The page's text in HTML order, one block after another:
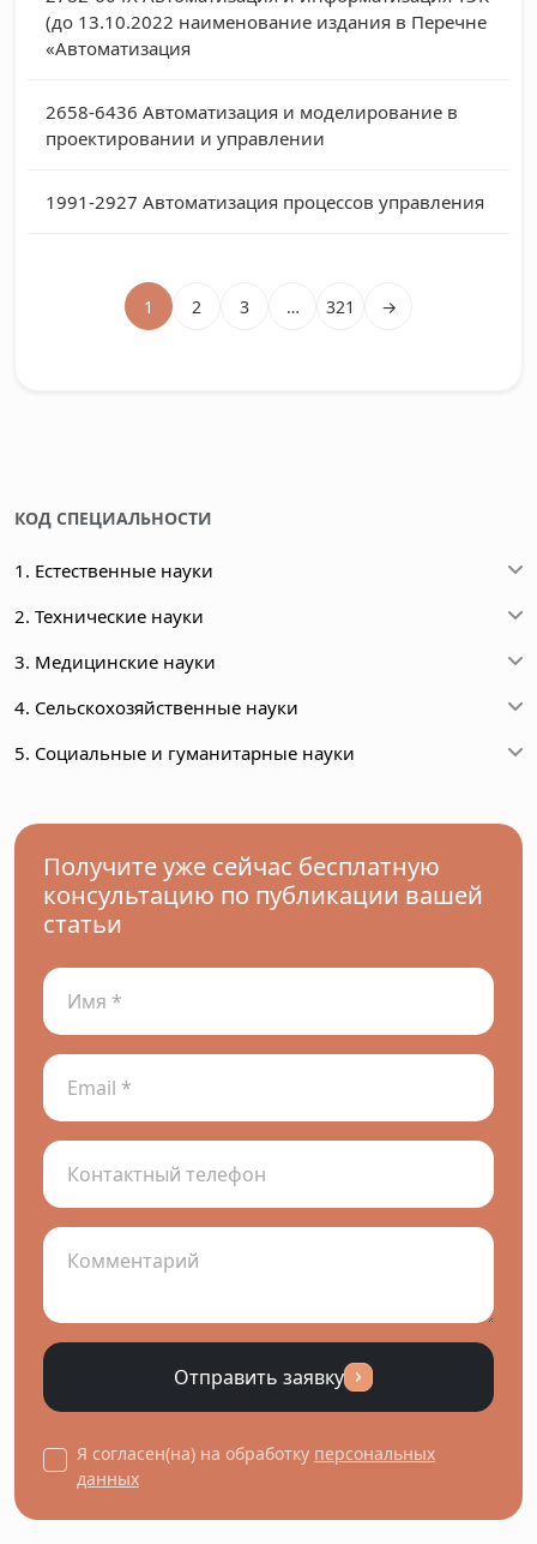
(до 13.10.2022 наименование издания в Перечне
«Автоматизация
2658-6436 Автоматизация и моделирование в
проектировании и управлении
1991-2927 Автоматизация процессов управления
1 2 3 … 321 →
КОД СПЕЦИАЛЬНОСТИ
1. Естественные науки
2. Технические науки
3. Медицинские науки
4. Сельскохозяйственные науки
5. Социальные и гуманитарные науки
Получите уже сейчас бесплатную
консультацию по публикации вашей
статьи
Отправить заявку
Я согласен(на) на обработку персональных
данных